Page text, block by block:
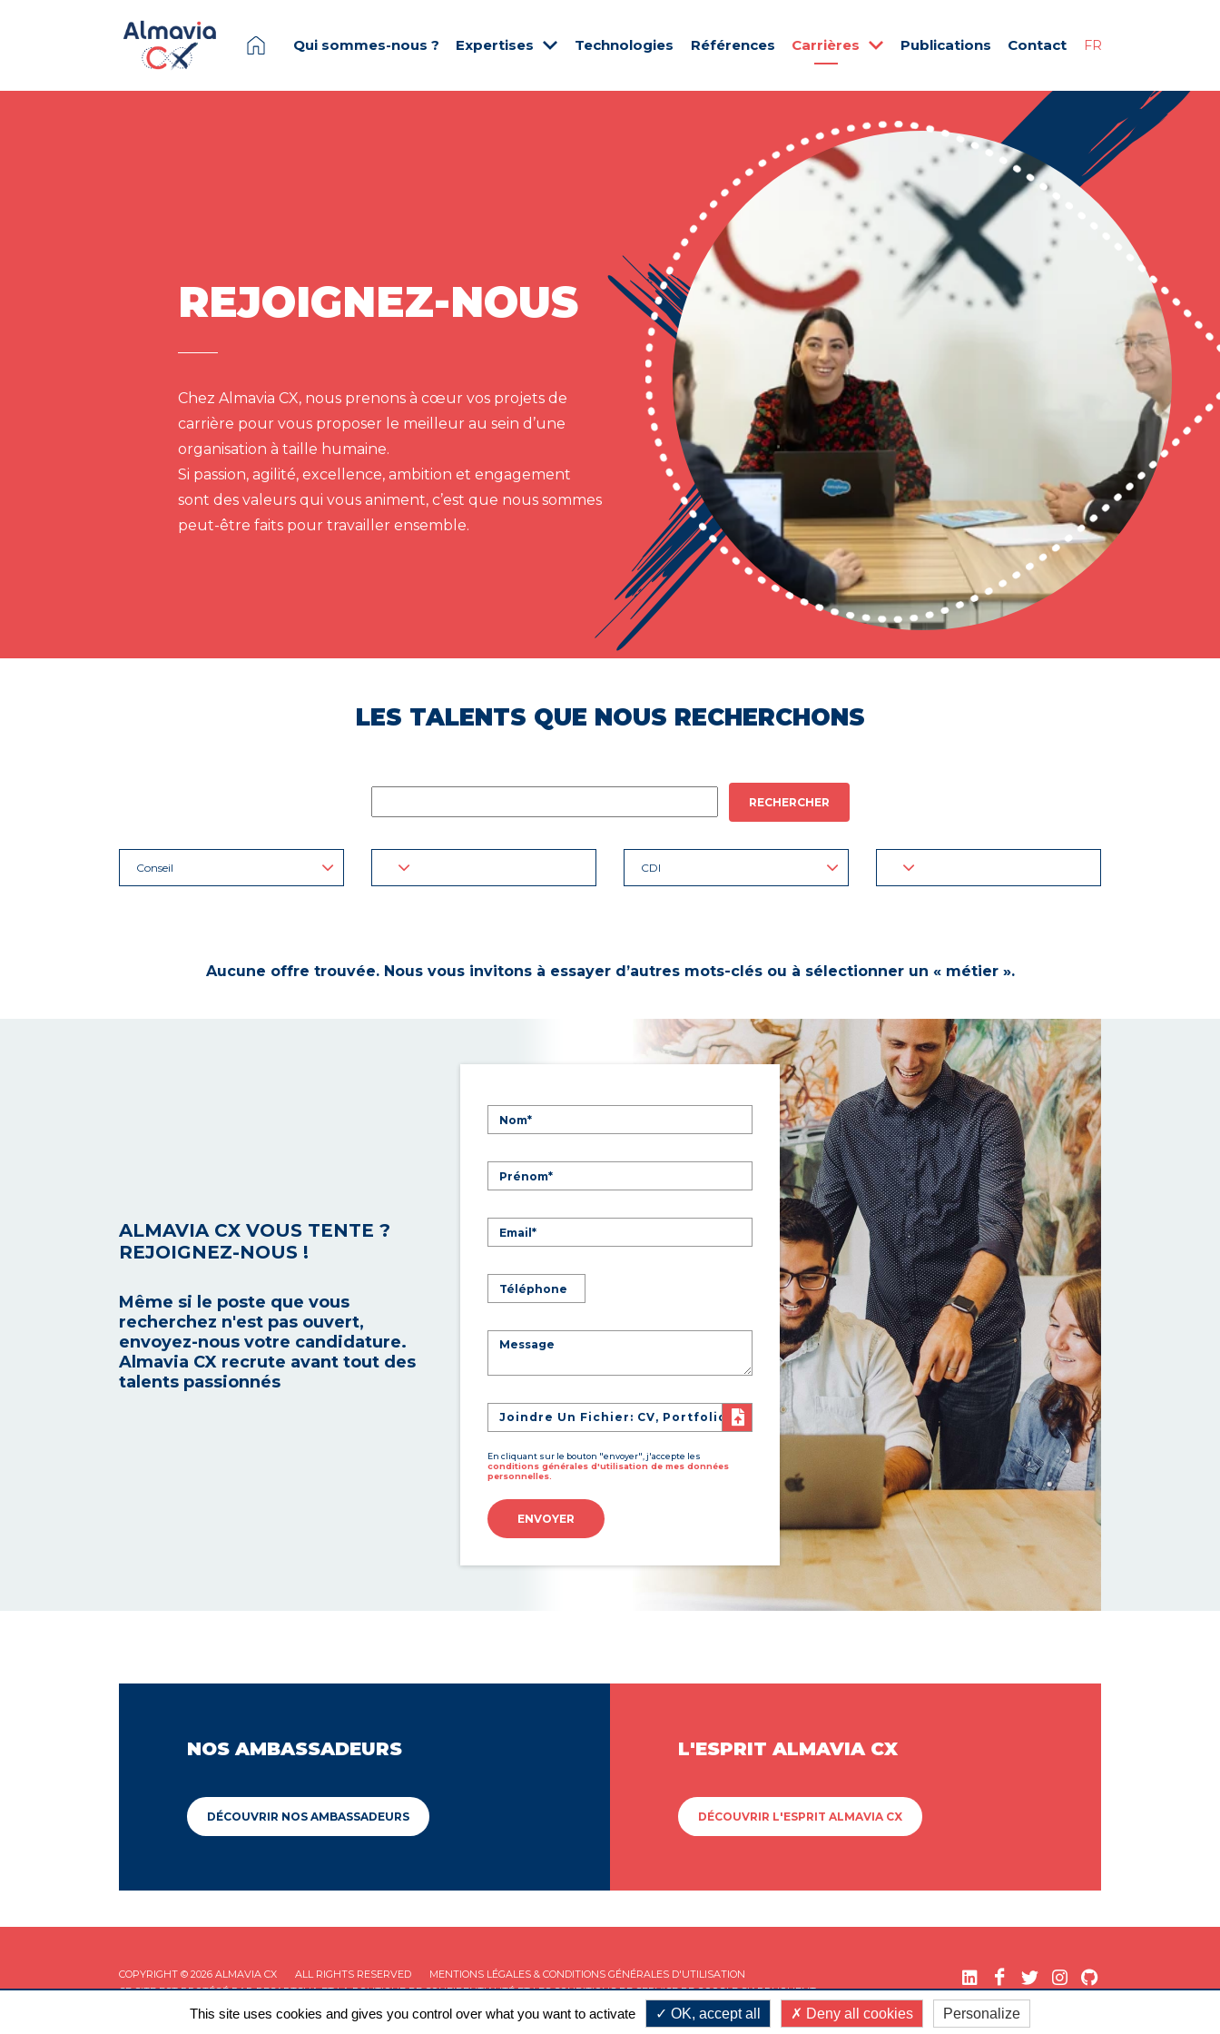
Qui sommes-nous ? Expertises Technologies Références Carrières Publications Contact FR
REJOIGNEZ-NOUS
Chez Almavia CX, nous prenons à cœur vos projets de
carrière pour vous proposer le meilleur au sein d’une
organisation à taille humaine.
Si passion, agilité, excellence, ambition et engagement
sont des valeurs qui vous animent, c’est que nous sommes
peut-être faits pour travailler ensemble.
LES TALENTS QUE NOUS RECHERCHONS
RECHERCHER
Conseil CDI
Aucune offre trouvée. Nous vous invitons à essayer d’autres mots-clés ou à sélectionner un « métier ».
ALMAVIA CX VOUS TENTE ?
REJOIGNEZ-NOUS !
Même si le poste que vous
recherchez n'est pas ouvert,
envoyez-nous votre candidature.
Almavia CX recrute avant tout des
talents passionnés
Joindre Un Fichier: CV, Portfolio
En cliquant sur le bouton "envoyer", j'accepte les
conditions générales d'utilisation de mes données
personnelles.
ENVOYER
NOS AMBASSADEURS
DÉCOUVRIR NOS AMBASSADEURS
L'ESPRIT ALMAVIA CX
DÉCOUVRIR L'ESPRIT ALMAVIA CX
COPYRIGHT © 2026 ALMAVIA CX ALL RIGHTS RESERVED
MENTIONS LÉGALES & CONDITIONS GÉNÉRALES D'UTILISATION
CE SITE EST PROTÉGÉ PAR RECAPTCHA ET LAPOLITIQUE DE CONFIDENTIALITÉET LESCONDITIONS DE SERVICEDE GOOGLE S'APPLIQUENT.
This site uses cookies and gives you control over what you want to activate OK, accept all Deny all cookies Personalize